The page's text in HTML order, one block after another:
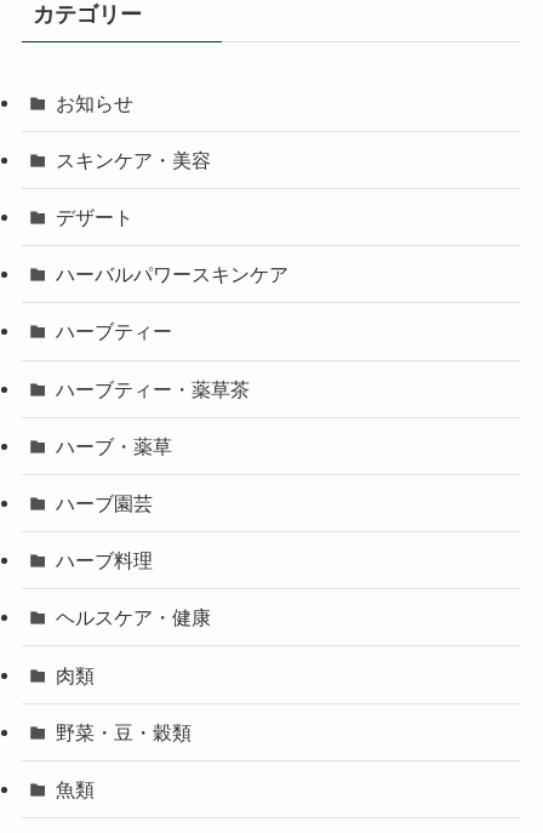
カテゴリー
お知らせ
スキンケア・美容
デザート
ハーバルパワースキンケア
ハーブティー
ハーブティー・薬草茶
ハーブ・薬草
ハーブ園芸
ハーブ料理
ヘルスケア・健康
肉類
野菜・豆・穀類
魚類